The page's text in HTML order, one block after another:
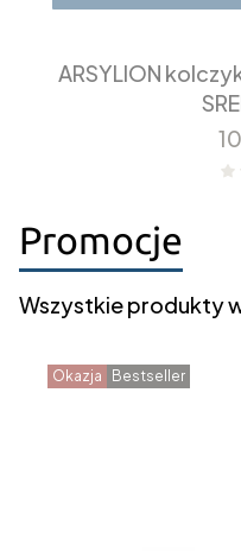
ARSYLION
Promocje
Wszystkie produkty
Okazja Bestseller